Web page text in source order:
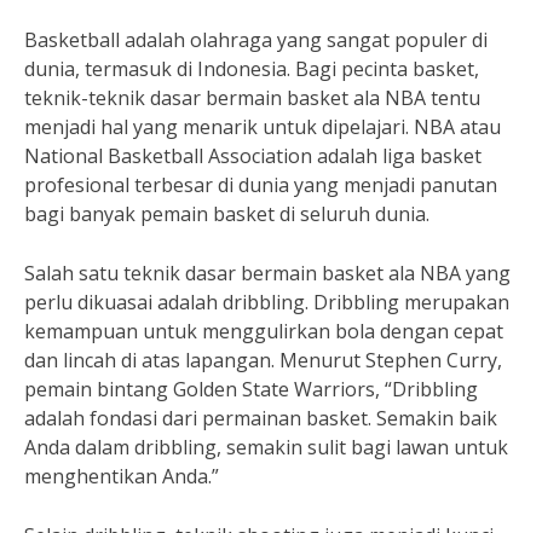
Basketball adalah olahraga yang sangat populer di
dunia, termasuk di Indonesia. Bagi pecinta basket,
teknik-teknik dasar bermain basket ala NBA tentu
menjadi hal yang menarik untuk dipelajari. NBA atau
National Basketball Association adalah liga basket
profesional terbesar di dunia yang menjadi panutan
bagi banyak pemain basket di seluruh dunia.
Salah satu teknik dasar bermain basket ala NBA yang
perlu dikuasai adalah dribbling. Dribbling merupakan
kemampuan untuk menggulirkan bola dengan cepat
dan lincah di atas lapangan. Menurut Stephen Curry,
pemain bintang Golden State Warriors, “Dribbling
adalah fondasi dari permainan basket. Semakin baik
Anda dalam dribbling, semakin sulit bagi lawan untuk
menghentikan Anda.”